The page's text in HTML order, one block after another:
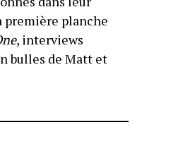
première planche
, interviews
bulles de Matt et